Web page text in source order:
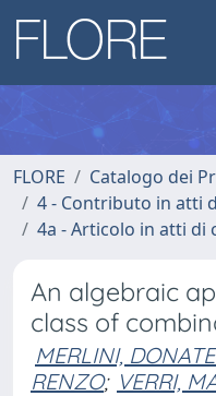
FLORE
Catalogo dei
4 - Contributo in atti
4a - Articolo in atti di
An algebraic
class of
MERLINI,
RENZO; VERRI,